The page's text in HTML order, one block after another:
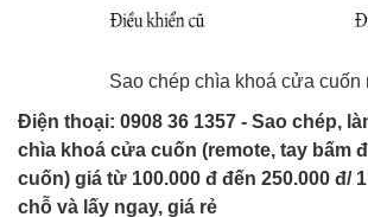
Sao chép chìa khoá cửa cuốn
Điện thoại: 0908 36 1357 - Sao chép,
chìa khoá cửa cuốn (remote, tay bấm
cuốn) giá từ 100.000 đ đến 250.000 đ/
chỗ và lấy ngay, giá rẻ